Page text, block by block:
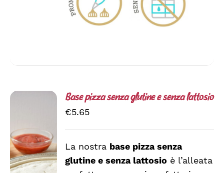
AGGIUNGI
AL
Base pizza senza glutine e senza lattosio
€5.65
La nostra base pizza senza
glutine e senza lattosio è l’alleata